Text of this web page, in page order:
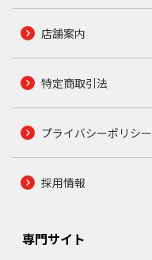
店舗案内
特定商取引法
プライバシーポリシー
採用情報
専門サイト